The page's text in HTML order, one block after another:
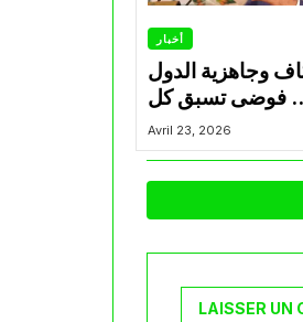
أخبار
وجاهزية الدول
فوضى تسبق كل
Avril 23, 2026
LAISSER UN